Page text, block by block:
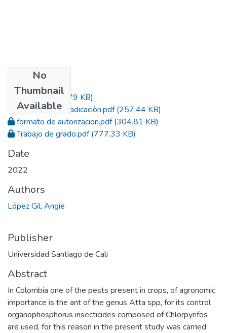
No
Thumbnail
Available
Acta.pdf(415.79 KB)
Constancia de radicaciòn.pdf(257.44 KB)
formato de autorizacion.pdf(304.81 KB)
Trabajo de grado.pdf(777.33 KB)
Date
2022
Authors
López Gil, Angie
Publisher
Universidad Santiago de Cali
Abstract
In Colombia one of the pests present in crops, of agronomic
importance is the ant of the genus Atta spp, for its control
organophosphorus insecticides composed of Chlorpyrifos
are used, for this reason in the present study was carried